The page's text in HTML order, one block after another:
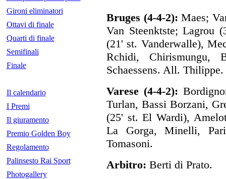
Gironi eliminatori
Ottavi di finale
Quarti di finale
Semifinali
Finale
Il calendario
I Premi
Il giuramento
Premio Golden Boy
Regolamento
Palinsesto Rai Sport
Photogallery
Bruges (4-4-2):Maes;
Van Steenktste; Lagrou
(21' st. Vanderwalle),
Rchidi, Chirismungu,
Schaessens. All. Thilippe.
Varese (4-4-2):
Turlan, Bassi Borzani,
(25' st. El Wardi),
La Gorga, Minelli,
Tomasoni.
Arbitro: Berti di Prato.